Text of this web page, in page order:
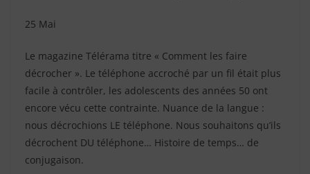
25 Mai
Le magazine Télérama titre « Comment les faire
décrocher ». Le téléphone accroché par un fil était plus
facile à contrôler, les adolescents des années 50 ont
encore vécu cette contrainte. Nuance de la langue :
nous décrochions LE téléphone. Nous souhaitons qu’ils
décrochent DU téléphone… Histoire de temps… de
conjugaison.